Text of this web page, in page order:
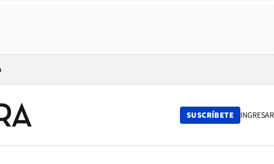
window
SUSCRÍBETE INGRESAR